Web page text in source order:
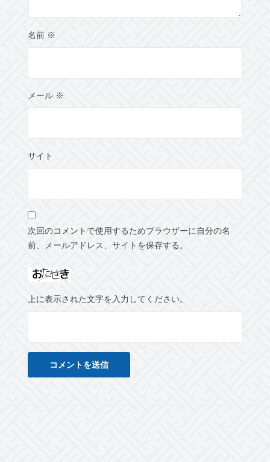
名前 ※
メール ※
サイト
次回のコメントで使用するためブラウザーに自分の名
前、メールアドレス、サイトを保存する。
上に表示された文字を入力してください。